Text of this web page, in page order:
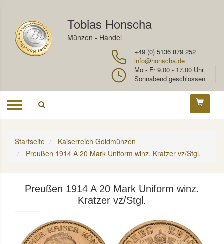
Tobias Honscha
Münzen - Handel
+49 (0) 5136 879 252
info@honscha.de
Mo - Fr 9.00 - 17.00 Uhr
Sonnabend geschlossen
Toggle
Startseite
Kaiserreich Goldmünzen
Preußen 1914 A 20 Mark Uniform winz. Kratzer vz/Stgl.
Preußen 1914 A 20 Mark Uniform winz.
Kratzer vz/Stgl.